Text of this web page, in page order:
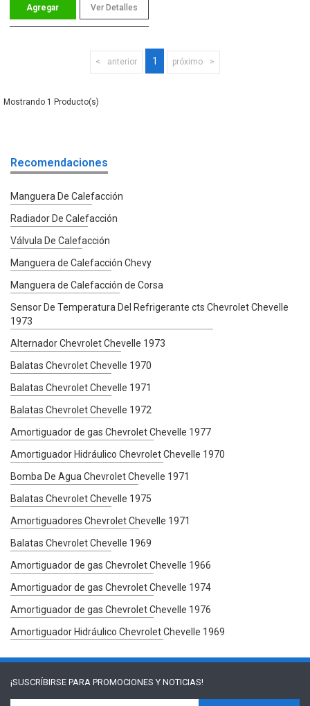
Ver Detalles
anterior 1 próximo
1
Recomendaciones
Manguera De Calefacción
Radiador De Calefacción
Válvula De Calefacción
Manguera de Calefacción Chevy
Manguera de Calefacción de Corsa
Sensor De Temperatura Del Refrigerante cts Chevrolet Chevelle
1973
Alternador Chevrolet Chevelle 1973
Balatas Chevrolet Chevelle 1970
Balatas Chevrolet Chevelle 1971
Balatas Chevrolet Chevelle 1972
Amortiguador de gas Chevrolet Chevelle 1977
Amortiguador Hidráulico Chevrolet Chevelle 1970
Bomba De Agua Chevrolet Chevelle 1971
Balatas Chevrolet Chevelle 1975
Amortiguadores Chevrolet Chevelle 1971
Balatas Chevrolet Chevelle 1969
Amortiguador de gas Chevrolet Chevelle 1966
Amortiguador de gas Chevrolet Chevelle 1974
Amortiguador de gas Chevrolet Chevelle 1976
Amortiguador Hidráulico Chevrolet Chevelle 1969
¡SUSCRÍBIRSE PARA PROMOCIONES Y NOTICIAS!